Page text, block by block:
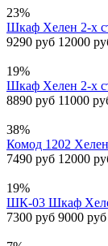
23%
Шкаф Хелен 2-х
9290 руб 12000
19%
Шкаф Хелен 2-х
8890 руб 11000
38%
Комод 1202
7490 руб 12000
19%
ШК-03 Шкаф
7300 руб 9000 руб